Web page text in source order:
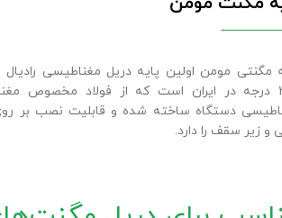
مگنتی مومن اولین پایه دریل مغناطیسی
۳۶۰ درجه در ایران است که از فولاد مخصوص
دستگاه ساخته شده و قابلیت نصب بر
و زیر سقف را دارد.